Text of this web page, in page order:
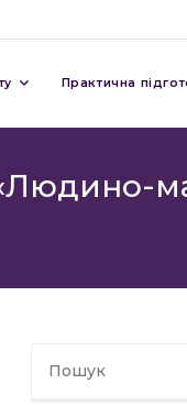
Практична
«Людино-